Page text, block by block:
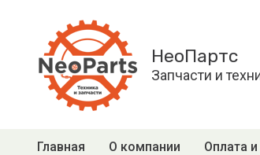
НеоПартс
Запчасти и
Главная О компании Оплата